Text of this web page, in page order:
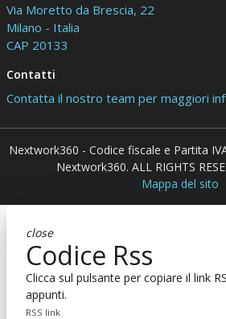
Via Moretto da Brescia, 22
Milano - Italia
CAP 20133
Contatti
Contatta il nostro team per maggiori
Nextwork360 - Codice fiscale e Partita
Nextwork360. ALL RIGHTS
Mappa del sito
close
Codice Rss
Clicca sul pulsante per copiare il link
appunti.
RSS link